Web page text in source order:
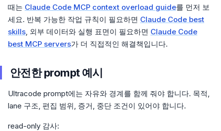
때는 Claude Code MCP context overload guide를 먼저 보
세요. 반복 가능한 작업 규칙이 필요하면 Claude Code best
skills, 외부 데이터와 실행 표면이 필요하면 Claude Code
best MCP servers가 더 직접적인 해결책입니다.
안전한 prompt 예시
Ultracode prompt에는 자유와 경계를 함께 줘야 합니다. 목적,
lane 구조, 편집 범위, 증거, 중단 조건이 있어야 합니다.
read-only 감사: